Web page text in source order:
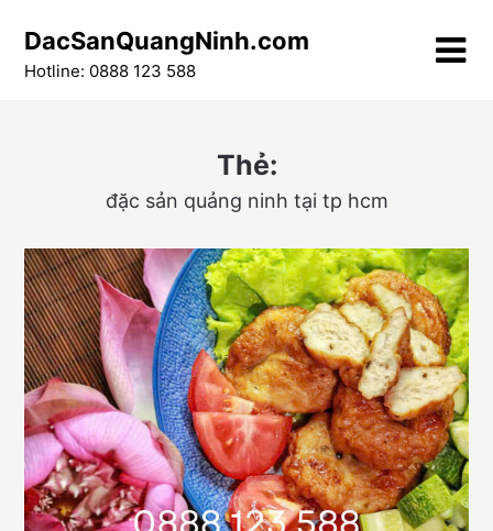
content
DacSanQuangNinh.com
Hotline: 0888 123 588
Thẻ:
đặc sản quảng ninh tại tp hcm